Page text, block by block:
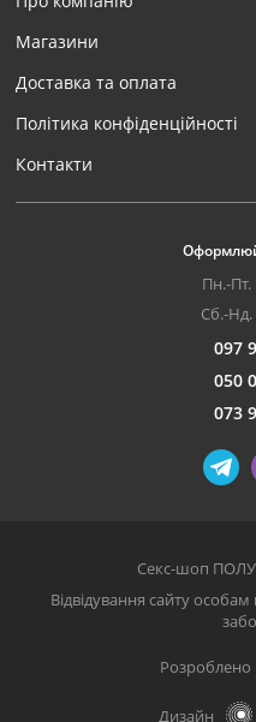
Магазини
Доставка та оплата
Політика конфіденційності
Контакти
Пн.-Пт.
Сб.-Нд.
097
050
073
Секс-шоп
Відвідування сайту
Розроблено
Дизайн